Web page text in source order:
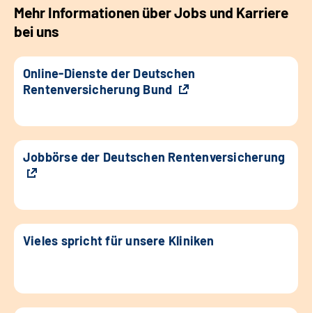
Mehr Informationen über Jobs und Karriere
bei uns
Online-Dienste der Deutschen
Rentenversicherung Bund
Jobbörse der Deutschen Rentenversicherung
Vieles spricht für unsere Kliniken